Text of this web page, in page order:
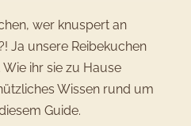
wer knuspert an
Ja unsere Reibekuchen
ihr sie zu Hause
Wissen rund um
Guide.